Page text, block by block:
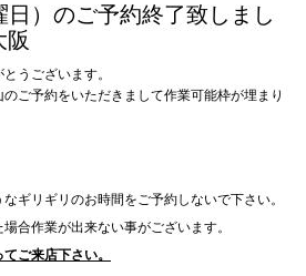
日）のご予約終了致しまし
阪
うございます。
ご予約をいただきまして作業可能枠が埋まり
ギリギリのお時間をご予約しないで下さい。
合作業が出来ない事がございます。
ご来店下さい。